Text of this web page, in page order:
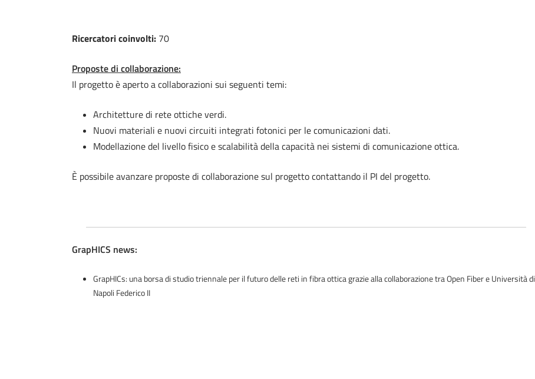
Ricercatori coinvolti: 70
Proposte di collaborazione:
Il progetto è aperto a collaborazioni sui seguenti temi:
Architetture di rete ottiche verdi.
Nuovi materiali e nuovi circuiti integrati fotonici per le comunicazioni dati.
Modellazione del livello fisico e scalabilità della capacità nei sistemi di comunicazione ottica.
È possibile avanzare proposte di collaborazione sul progetto contattando il PI del progetto.
GrapHICS news:
GrapHICs: una borsa di studio triennale per il futuro delle reti in fibra ottica grazie alla collaborazione tra Open Fiber e Università di
Napoli Federico II